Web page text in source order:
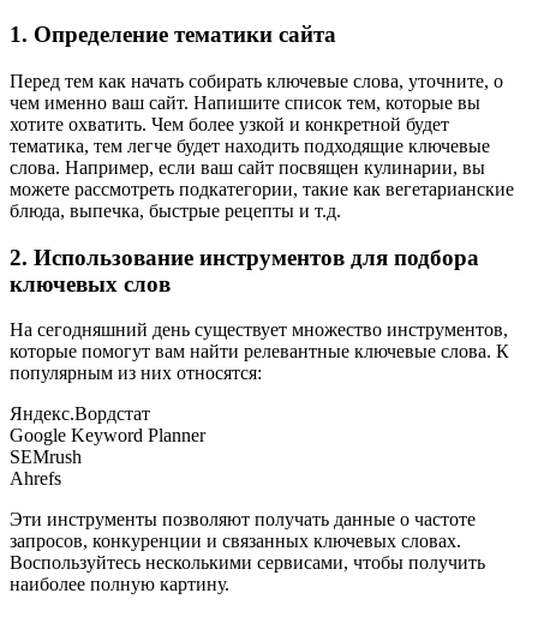
1. Определение тематики сайта
Перед тем как начать собирать ключевые слова, уточните, о
чем именно ваш сайт. Напишите список тем, которые вы
хотите охватить. Чем более узкой и конкретной будет
тематика, тем легче будет находить подходящие ключевые
слова. Например, если ваш сайт посвящен кулинарии, вы
можете рассмотреть подкатегории, такие как вегетарианские
блюда, выпечка, быстрые рецепты и т.д.
2. Использование инструментов для подбора
ключевых слов
На сегодняшний день существует множество инструментов,
которые помогут вам найти релевантные ключевые слова. К
популярным из них относятся:
Яндекс.Вордстат
Google Keyword Planner
SEMrush
Ahrefs
Эти инструменты позволяют получать данные о частоте
запросов, конкуренции и связанных ключевых словах.
Воспользуйтесь несколькими сервисами, чтобы получить
наиболее полную картину.